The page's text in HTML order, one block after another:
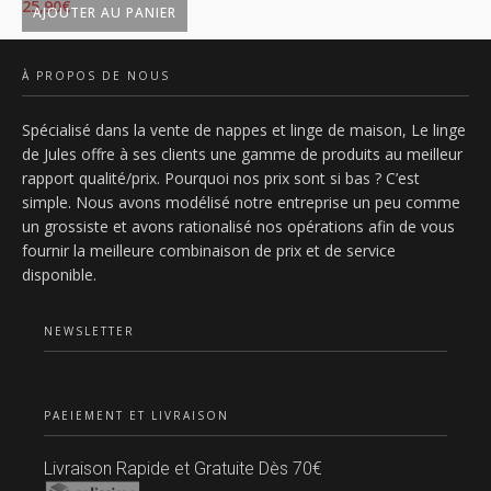
AJOUTER AU PANIER
25,90€
À PROPOS DE NOUS
Spécialisé dans la vente de nappes et linge de maison, Le linge
de Jules offre à ses clients une gamme de produits au meilleur
rapport qualité/prix. Pourquoi nos prix sont si bas ? C’est
simple. Nous avons modélisé notre entreprise un peu comme
un grossiste et avons rationalisé nos opérations afin de vous
fournir la meilleure combinaison de prix et de service
disponible.
NEWSLETTER
PAEIEMENT ET LIVRAISON
Livraison Rapide et Gratuite Dès 70€